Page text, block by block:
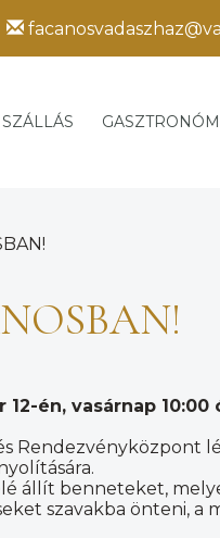
SZÁLLÁS
én, vasárnap
állít benneteket,
szavakba önteni, a